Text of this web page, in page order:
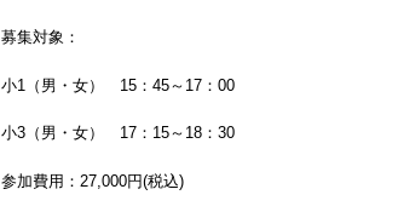
募集対象：
小1（男・女） 15：45～17：00
小3（男・女） 17：15～18：30
参加費用：27,000円(税込)